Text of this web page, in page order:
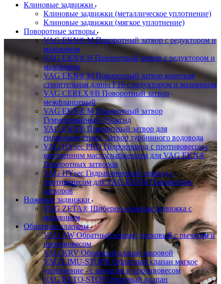
Клиновые задвижки
Клиновые задвижки (металлическое уплотнение)
Клиновые задвижки (мягкое уплотнение)
Поворотные затворы
VAG EKN® M Поворотный затвор с редуктором и
маховиком
VAG EKN® H Поворотный затвор с редуктором и
маховиком
VAG EKN® M Поворотный затвор короткая
строительная длина F16 с редуктором и маховиком
VAG CEREX®B Поворотный затвор
межфланцевый
VAG EKN® M Поворотный затвор
Гуммированный Эпоксид
VAG EKN® Поворотный затвор для
гидроэнергетики, Затвор турбинного водовода
VAG HYsec PRO Гидропривод с противовесом с
внутренним маслоснабжением для VAG EKN®
Поворотных затворов
VAG HYsec Гидравлический привод с
противовесом для VAG EKN® Поворотных
затворов
Ножевые задвижки
VAG ZETA® Шиберно-ножевая задвижка с
маховиком
Обратные клапаны
VAG AW Обратный клапан дисковый с рычагом и
противовесом
VAG KRV Обратный клапан шаровой
VAG LIMU-STOP® Обратный клапан мягкое
уплотнение - с рычагом и противовесом
VAG RETO-STOP Обратный клапан